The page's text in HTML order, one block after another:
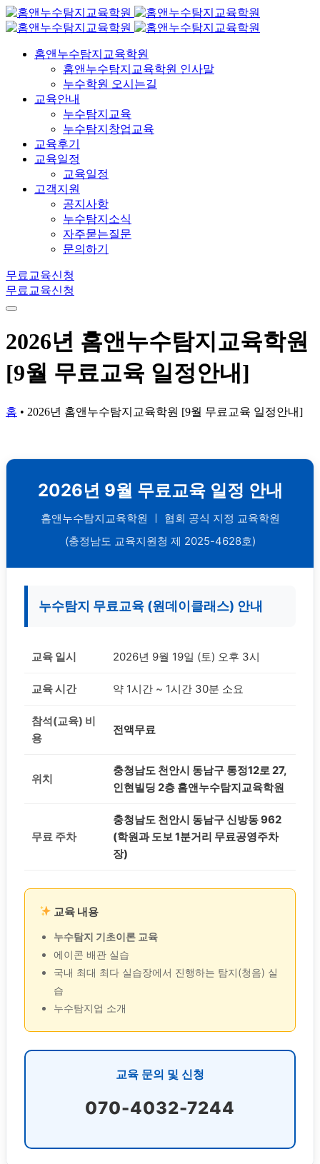
홈앤누수탐지교육학원
홈앤누수탐지교육학원 인사말
누수학원 오시는길
교육안내
누수탐지교육
누수탐지창업교육
교육후기
교육일정
교육일정
고객지원
공지사항
누수탐지소식
자주묻는질문
문의하기
무료교육신청
무료교육신청
2026년 홈앤누수탐지교육학원
[9월 무료교육 일정안내]
홈 • 2026년 홈앤누수탐지교육학원 [9월 무료교육 일정안내]
2026년 9월 무료교육 일정 안내
홈앤누수탐지교육학원 ㅣ 협회 공식 지정 교육학원
(충정남도 교육지원청 제 2025-4628호)
누수탐지 무료교육 (원데이클래스) 안내
교육 일시 2026년 9월 19일 (토) 오후 3시
교육 시간 약 1시간 ~ 1시간 30분 소요
참석(교육) 비
용
전액무료
위치
충청남도 천안시 동남구 통정12로 27,
인현빌딩 2층 홈앤누수탐지교육학원
무료 주차
충청남도 천안시 동남구 신방동 962
(학원과 도보 1분거리 무료공영주차
장)
교육 내용
누수탐지 기초이론 교육
에이콘 배관 실습
국내 최대 최다 실습장에서 진행하는 탐지(청음) 실
습
누수탐지업 소개
교육 문의 및 신청
070-4032-7244